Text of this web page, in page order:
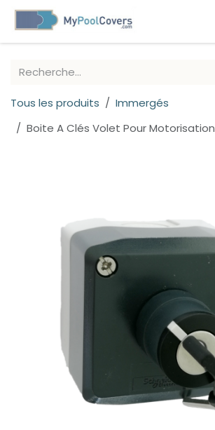
Tous les produits
Immergés
Boite A Clés Volet Pour Motorisation